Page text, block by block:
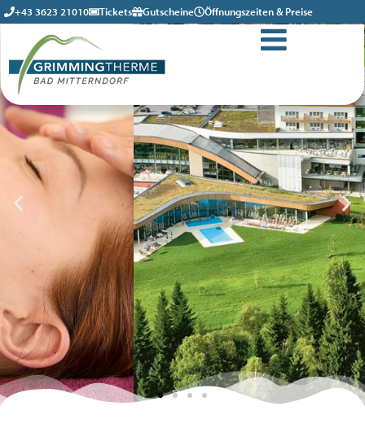
+43 3623 21010 Öffnungszeiten & Preise
Tickets Gutscheine